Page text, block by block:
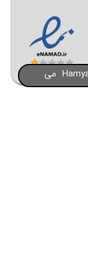
تمام حقوق این سایت متعلق به Hamyar HSE می